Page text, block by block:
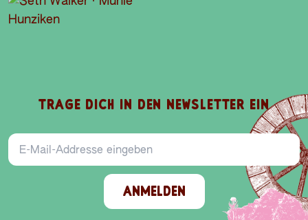
TRAGE DICH IN DEN NEWSLETTER EIN
E-Mail-Addresse
ANMELDEN